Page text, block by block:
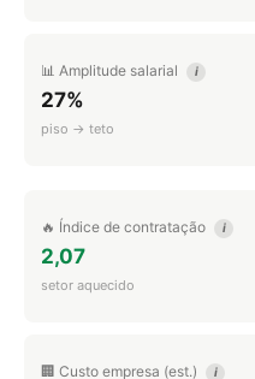
📊 Amplitude salarial i
27%
piso → teto
🔥 Índice de contratação i
2,07
setor aquecido
🏢 Custo empresa (est.) i